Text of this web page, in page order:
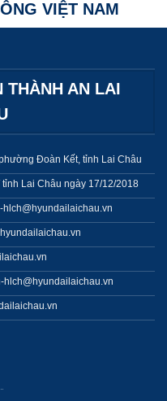
VIỆT NAM
THÀNH AN LAI
Đoàn Kết, tỉnh Lai Châu
Lai Châu ngày 17/12/2018
hlch@hyundailaichau.vn